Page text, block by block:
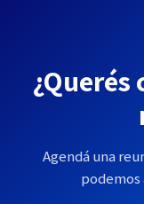
¿Querés
Agendá una
podemos